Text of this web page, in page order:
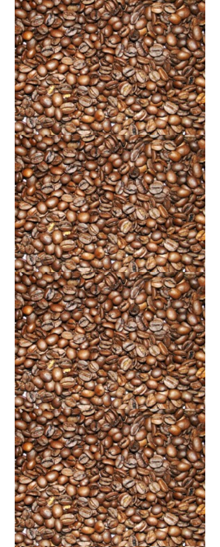
MÉLANGE EXPRESSO
DÉCAFÉINÉ 97%
COSTA RICA
COLOMBIEN MI-NOIR